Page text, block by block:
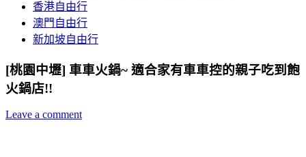
香港自由行
澳門自由行
新加坡自由行
[桃園中壢] 車車火鍋~ 適合家有車車控的親子吃到飽
火鍋店!!
Leave a comment